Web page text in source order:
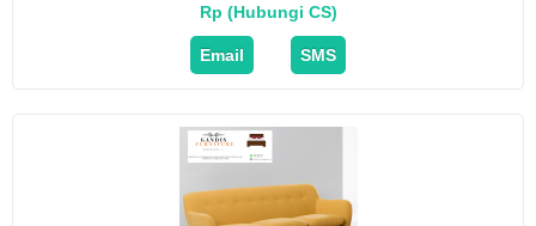
Rp (Hubungi CS)
Email SMS